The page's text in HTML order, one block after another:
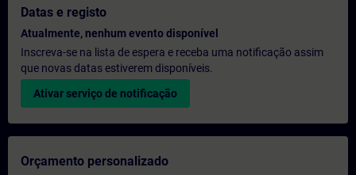
Datas e registo
Atualmente, nenhum evento disponível
Inscreva-se na lista de espera e receba uma notificação assim
que novas datas estiverem disponíveis.
Ativar serviço de notificação
Orçamento personalizado